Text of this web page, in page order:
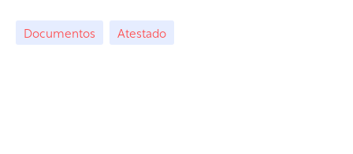
Documentos Atestado